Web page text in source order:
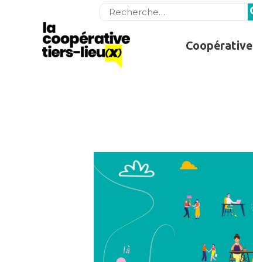
Rechercher:
Coopérative